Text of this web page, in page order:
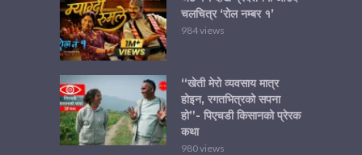
चलचित्र ‘रोल नम्बर १’
984 views
“खेती मेरो व्यवसाय मात्र
होइन, रगतभित्रको सपना
हो”- पिएचडी किसानको प्रेरक
कथा
980 views